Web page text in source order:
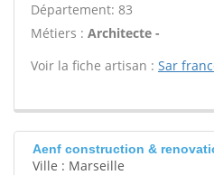
Département: 83
Métiers : Architecte -
Voir la fiche artisan : Sar
Aenf construction &
Ville : Marseille